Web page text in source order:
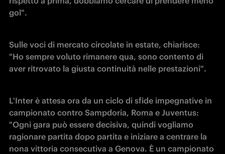
gol".
Sulle voci di mercato circolate in estate, chiarisce:
"Ho sempre voluto rimanere qua, sono contento di
aver ritrovato la giusta continuità nelle prestazioni".
L'Inter è attesa ora da un ciclo di sfide impegnative in
campionato contro Sampdoria, Roma e Juventus:
"Ogni gara può essere decisiva, quindi vogliamo
ragionare partita dopo partita e iniziare a centrare la
nona vittoria consecutiva a Genova. È un campionato